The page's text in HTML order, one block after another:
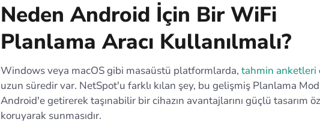
Neden Android İçin Bir WiFi
Planlama Aracı Kullanılmalı?
Windows veya macOS gibi masaüstü platformlarda, tahmin anketleri
uzun süredir var. NetSpot'u farklı kılan şey, bu gelişmiş Planlama
Android'e getirerek taşınabilir bir cihazın avantajlarını güçlü tasarım
koruyarak sunmasıdır.